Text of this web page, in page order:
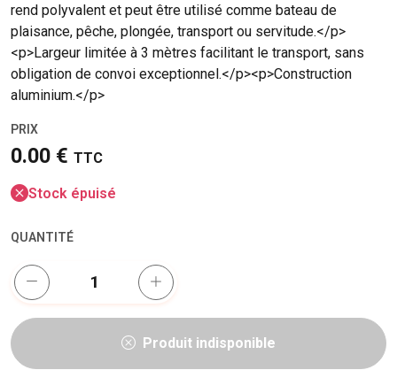
rend polyvalent et peut être utilisé comme bateau de
plaisance, pêche, plongée, transport ou servitude.</p>
<p>Largeur limitée à 3 mètres facilitant le transport, sans
obligation de convoi exceptionnel.</p><p>Construction
aluminium.</p>
PRIX
0.00 € TTC
Stock épuisé
QUANTITÉ
Produit indisponible